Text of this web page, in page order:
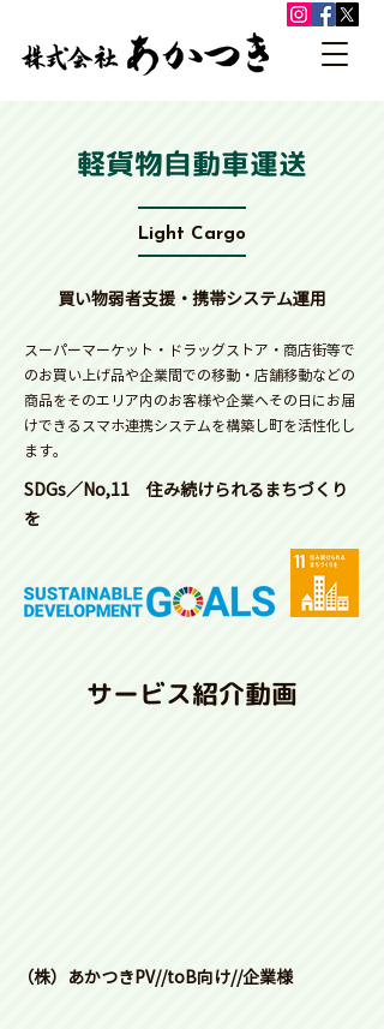
軽貨物自動車運送
Light Cargo
​買い物弱者支援・携帯システム運用
スーパーマーケット・ドラッグストア・商店街等で
のお買い上げ品や企業間での移動・店舗移動などの
商品をそのエリア内のお客様や企業へその日にお届
けできるスマホ連携システムを構築し町を活性化し
ます。
SDGs／No,11 住み続けられるまちづくり
を
サービス紹介動画
（株）あかつきPV//toB向け//企業様